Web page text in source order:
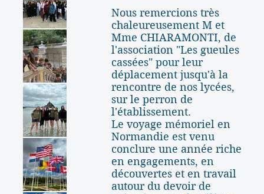
Nous remercions très
chaleureusement M et
Mme CHIARAMONTI, de
l'association "Les gueules
cassées" pour leur
déplacement jusqu'à la
rencontre de nos lycées,
sur le perron de
l'établissement.
Le voyage mémoriel en
Normandie est venu
conclure une année riche
en engagements, en
découvertes et en travail
autour du devoir de